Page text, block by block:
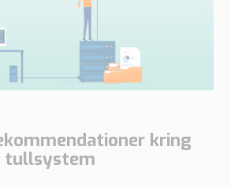
kring
besöker vår
webbplats
ökar du
chansen att
anpassat